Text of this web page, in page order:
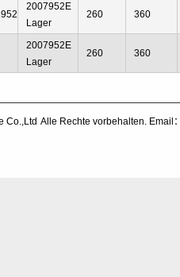
2007952E
Lager
260 360
2007952E
Lager
260 360
Co.,Ltd Alle Rechte vorbehalten. Email